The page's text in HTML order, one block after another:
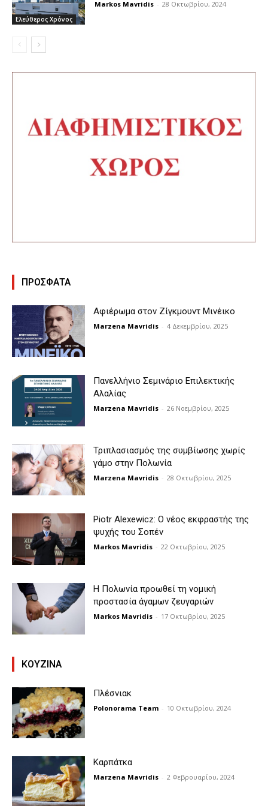
Ελεύθερος Χρόνος
Markos Mavridis - 28 Οκτωβρίου, 2024
ΠΡΟΣΦΑΤΑ
Αφιέρωμα στον Ζίγκμουντ Μινέικο
Marzena Mavridis - 4 Δεκεμβρίου, 2025
Πανελλήνιο Σεμινάριο Επιλεκτικής
Αλαλίας
Marzena Mavridis - 26 Νοεμβρίου, 2025
Τριπλασιασμός της συμβίωσης χωρίς
γάμο στην Πολωνία
Marzena Mavridis - 28 Οκτωβρίου, 2025
Piotr Alexewicz: Ο νέος εκφραστής της
ψυχής του Σοπέν
Markos Mavridis - 22 Οκτωβρίου, 2025
Η Πολωνία προωθεί τη νομική
προστασία άγαμων ζευγαριών
Markos Mavridis - 17 Οκτωβρίου, 2025
KOYZINA
Πλέσνιακ
Polonorama Team - 10 Οκτωβρίου, 2024
Καρπάτκα
Marzena Mavridis - 2 Φεβρουαρίου, 2024